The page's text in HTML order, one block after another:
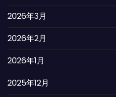
2026年3月
2026年2月
2026年1月
2025年12月